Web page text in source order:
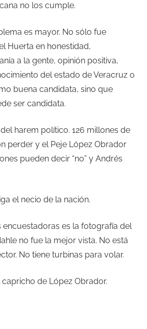
no los cumple.
es mayor. No sólo fue
Huerta en honestidad,
a la gente, opinión positiva,
del estado de Veracruz o
buena candidata, sino que
ser candidata.
harem político. 126 millones de
perder y el Peje López Obrador
pueden decir “no” y Andrés
el necio de la nación.
encuestadoras es la fotografía del
no fue la mejor vista. No está
No tiene turbinas para volar.
de López Obrador.